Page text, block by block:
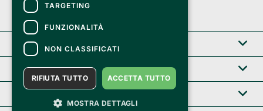
Clappit
Help center
TARGETING
FUNZIONALITÀ
NON CLASSIFICATI
ACCETTA TUTTO
RIFIUTA TUTTO
MOSTRA DETTAGLI